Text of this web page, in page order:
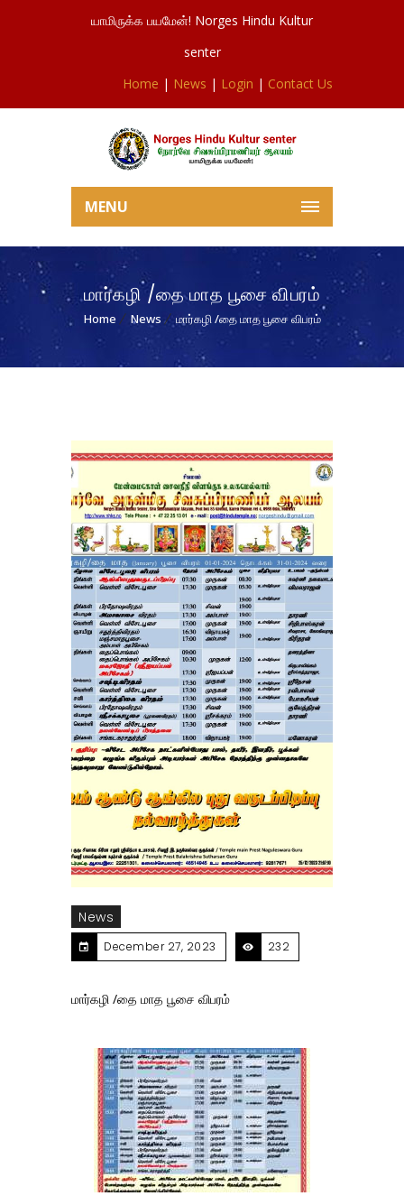
யாமிருக்க பயமேன்! Norges Hindu Kultur
senter
Home | News | Login | Contact Us
MENU
மார்கழி /தை மாத பூசை விபரம்
Home News மார்கழி /தை மாத பூசை விபரம்
News
December 27, 2023 232
மார்கழி /தை மாத பூசை விபரம்